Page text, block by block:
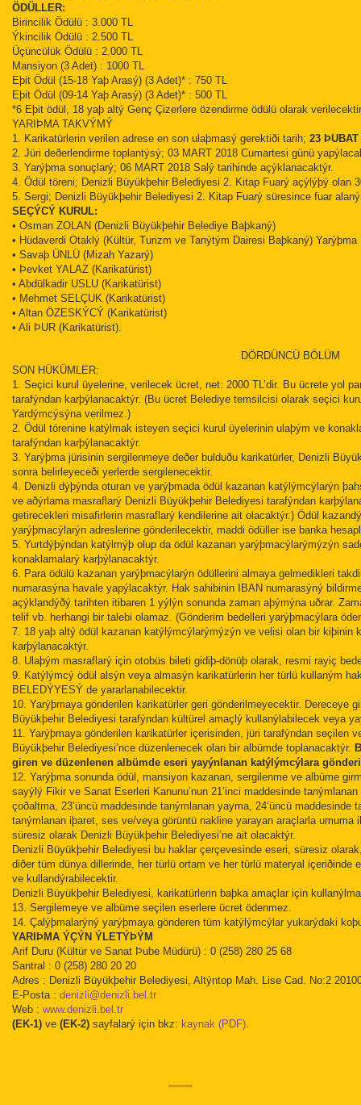
ÖDÜLLER:
Birincilik Ödülü : 3.000 TL
Ýkincilik Ödülü : 2.500 TL
Üçüncülük Ödülü : 2.000 TL
Mansiyon (3 Adet) : 1000 TL
Eþit Ödül (15-18 Yaþ Arasý) (3 Adet)* : 750 TL
Eþit Ödül (09-14 Yaþ Arasý) (3 Adet)* : 500 TL
*6 Eþit ödül, 18 yaþ altý Genç Çizerlere özendirme ödülü olarak
YARIÞMA TAKVÝMÝ
1. Karikatürlerin verilen adrese en son ulaþmasý gerektiði tarih; 23 ÞUBAT
2. Jüri deðerlendirme toplantýsý; 03 MART 2018 Cumartesi günü
3. Yarýþma sonuçlarý; 06 MART 2018 Salý tarihinde açýklanacaktýr.
4. Ödül töreni; Denizli Büyükþehir Belediyesi 2. Kitap Fuarý açýlýþý olan
5. Sergi; Denizli Büyükþehir Belediyesi 2. Kitap Fuarý süresince fuar
SEÇÝCÝ KURUL:
• Osman ZOLAN (Denizli Büyükþehir Belediye Baþkaný)
• Hüdaverdi Otaklý (Kültür, Turizm ve Tanýtým Dairesi Baþkaný) Yarýþma
• Savaþ ÜNLÜ (Mizah Yazarý)
• Þevket YALAZ (Karikatürist)
• Abdülkadir USLU (Karikatürist)
• Mehmet SELÇUK (Karikatürist)
• Altan ÖZESKÝCÝ (Karikatürist)
• Ali ÞUR (Karikatürist).
DÖRDÜNCÜ BÖLÜM
SON HÜKÜMLER:
1. Seçici kurul üyelerine, verilecek ücret, net: 2000 TL’dir. Bu ücrete yol
tarafýndan karþýlanacaktýr. (Bu ücret Belediye temsilcisi olarak seçici
Yardýmcýsýna verilmez.)
2. Ödül törenine katýlmak isteyen seçici kurul üyelerinin ulaþým ve
tarafýndan karþýlanacaktýr.
3. Yarýþma jürisinin sergilenmeye deðer bulduðu karikatürler, Denizli
sonra belirleyeceði yerlerde sergilenecektir.
4. Denizli dýþýnda oturan ve yarýþmada ödül kazanan katýlýmcýlarýn
ve aðýrlama masraflarý Denizli Büyükþehir Belediyesi tarafýndan
getirecekleri misafirlerin masraflarý kendilerine ait olacaktýr.) Ödül
yarýþmacýlarýn adreslerine gönderilecektir, maddi ödüller ise banka
5. Yurtdýþýndan katýlmýþ olup da ödül kazanan yarýþmacýlarýmýzýn
konaklamalarý karþýlanacaktýr.
6. Para ödülü kazanan yarýþmacýlarýn ödüllerini almaya gelmedikleri
numarasýna havale yapýlacaktýr. Hak sahibinin IBAN numarasýný
açýklandýðý tarihten itibaren 1 yýlýn sonunda zaman aþýmýna uðrar.
telif vb. herhangi bir talebi olamaz. (Gönderim bedelleri yarýþmacýlara
7. 18 yaþ altý ödül kazanan katýlýmcýlarýmýzýn ve velisi olan bir kiþinin
karþýlanacaktýr.
8. Ulaþým masraflarý için otobüs bileti gidiþ-dönüþ olarak, resmi rayiç
9. Katýlýmcý ödül alsýn veya almasýn karikatürlerin her türlü kullaným
BELEDÝYESÝ de yararlanabilecektir.
10. Yarýþmaya gönderilen karikatürler geri gönderilmeyecektir. Dereceye
Büyükþehir Belediyesi tarafýndan kültürel amaçlý kullanýlabilecek veya
11. Yarýþmaya gönderilen karikatürler içerisinden, jüri tarafýndan seçilen
Büyükþehir Belediyesi’nce düzenlenecek olan bir albümde toplanacaktýr.
giren ve düzenlenen albümde eseri yayýnlanan katýlýmcýlara
12. Yarýþma sonunda ödül, mansiyon kazanan, sergilenme ve albüme
sayýlý Fikir ve Sanat Eserleri Kanunu’nun 21’inci maddesinde
çoðaltma, 23’üncü maddesinde tanýmlanan yayma, 24’üncü maddesinde
tanýmlanan iþaret, ses ve/veya görüntü nakline yarayan araçlarla
süresiz olarak Denizli Büyükþehir Belediyesi’ne ait olacaktýr.
Denizli Büyükþehir Belediyesi bu haklar çerçevesinde eseri, süresiz
diðer tüm dünya dillerinde, her türlü ortam ve her türlü materyal içeriðinde
ve kullandýrabilecektir.
Denizli Büyükþehir Belediyesi, karikatürlerin baþka amaçlar için
13. Sergilemeye ve albüme seçilen eserlere ücret ödenmez.
14. Çalýþmalarýný yarýþmaya gönderen tüm katýlýmcýlar yukarýdaki
YARIÞMA ÝÇÝN ÝLETÝÞÝM
Arif Duru (Kültür ve Sanat Þube Müdürü) : 0 (258) 280 25 68
Santral : 0 (258) 280 20 20
Adres : Denizli Büyükþehir Belediyesi, Altýntop Mah. Lise Cad. No:2
E-Posta : denizli@denizli.bel.tr
Web : www.denizli.bel.tr
(EK-1) ve (EK-2) sayfalarý için bkz: kaynak (PDF)